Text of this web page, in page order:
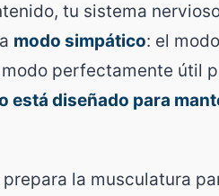
tu sistema
modo simpático: el
perfectamente útil
está diseñado para
la musculatura